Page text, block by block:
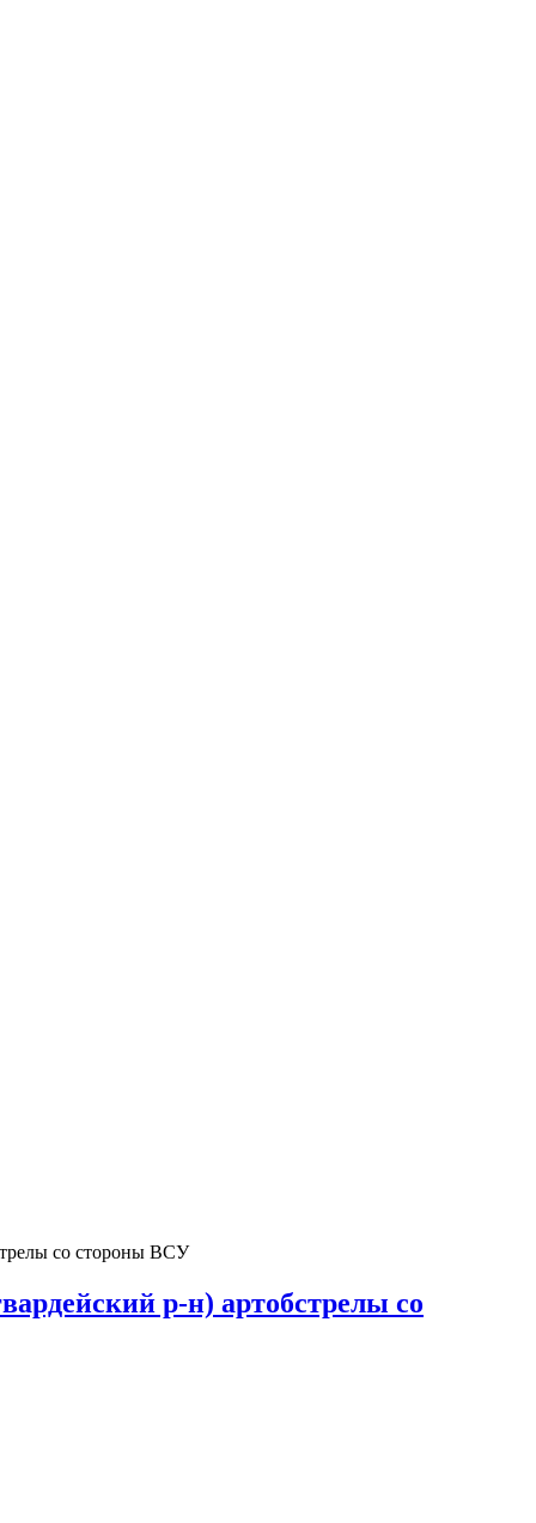
со стороны ВСУ
р-н) артобстрелы со